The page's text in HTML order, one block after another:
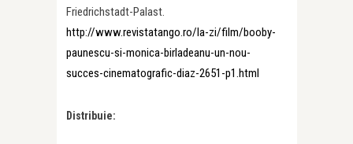
Friedrichstadt-Palast.
http://www.revistatango.ro/la-zi/film/booby-
paunescu-si-monica-birladeanu-un-nou-
succes-cinematografic-diaz-2651-p1.html
Distribuie: